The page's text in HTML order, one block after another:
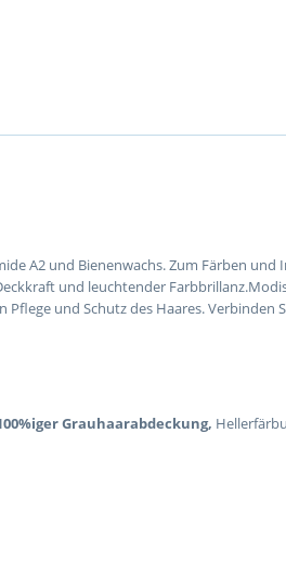
A2 und Bienenwachs. Zum Färben
und leuchtender
und Schutz des Haares. Verbinden
Grauhaarabdeckung,